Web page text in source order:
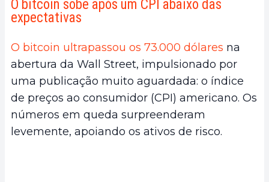
O bitcoin sobe após um CPI abaixo das
expectativas
O bitcoin ultrapassou os 73.000 dólares na
abertura da Wall Street, impulsionado por
uma publicação muito aguardada: o índice
de preços ao consumidor (CPI) americano. Os
números em queda surpreenderam
levemente, apoiando os ativos de risco.